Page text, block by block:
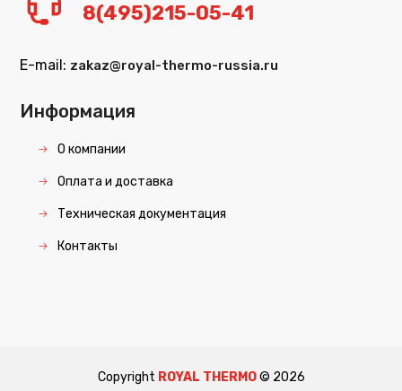
8(495)215-05-41
E-mail: zakaz@royal-thermo-russia.ru
Информация
О компании
Оплата и доставка
Техническая документация
Контакты
Copyright ROYAL THERMO© 2026